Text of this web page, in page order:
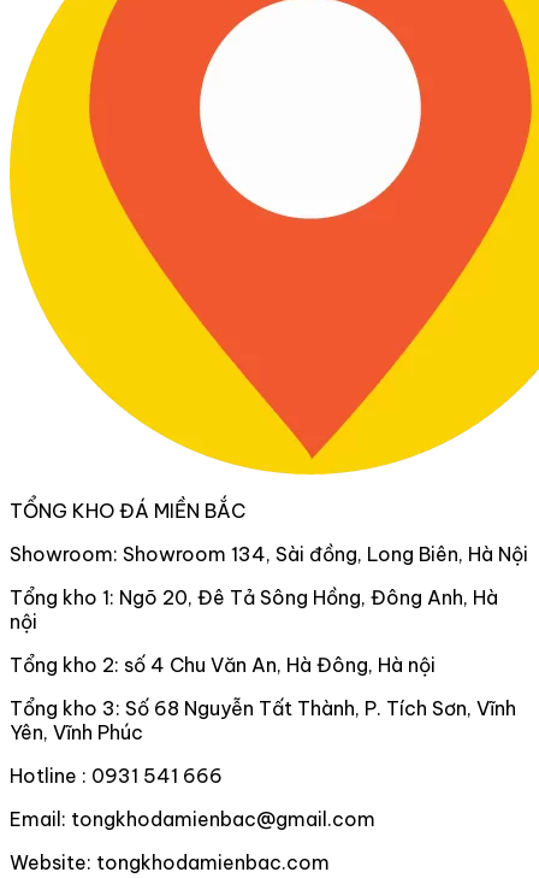
TỔNG KHO ĐÁ MIỀN BẮC
Showroom: Showroom 134, Sài đồng, Long Biên, Hà Nội
Tổng kho 1: Ngõ 20, Đê Tả Sông Hồng, Đông Anh, Hà
nội
Tổng kho 2: số 4 Chu Văn An, Hà Đông, Hà nội
Tổng kho 3: Số 68 Nguyễn Tất Thành, P. Tích Sơn, Vĩnh
Yên, Vĩnh Phúc
Hotline : 0931 541 666
Email: tongkhodamienbac@gmail.com
Website: tongkhodamienbac.com